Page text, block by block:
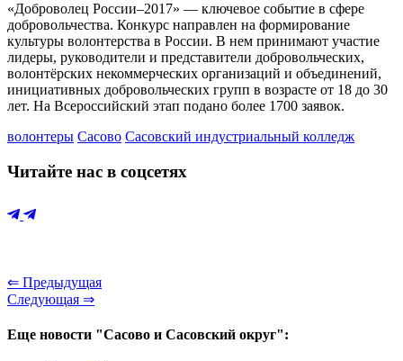
«Доброволец России–2017» — ключевое событие в сфере
добровольчества. Конкурс направлен на формирование
культуры волонтерства в России. В нем принимают участие
лидеры, руководители и представители добровольческих,
волонтёрских некоммерческих организаций и объединений,
инициативных добровольческих групп в возрасте от 18 до 30
лет. На Всероссийский этап подано более 1700 заявок.
волонтеры Сасово Сасовский индустриальный колледж
Читайте нас в соцсетях
⇐ Предыдущая
Следующая ⇒
Еще новости "Сасово и Сасовский округ":